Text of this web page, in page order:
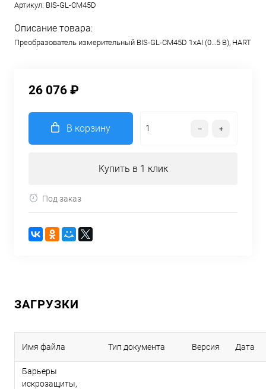
Артикул: BIS-GL-CM45D
Описание товара:
Преобразователь измерительный BIS-GL-CM45D 1хAI (0…5 В), HART
26 076 ₽
В корзину
Купить в 1 клик
Под заказ
ЗАГРУЗКИ
Имя файла Тип документа Версия Дата
Барьеры
искрозащиты,